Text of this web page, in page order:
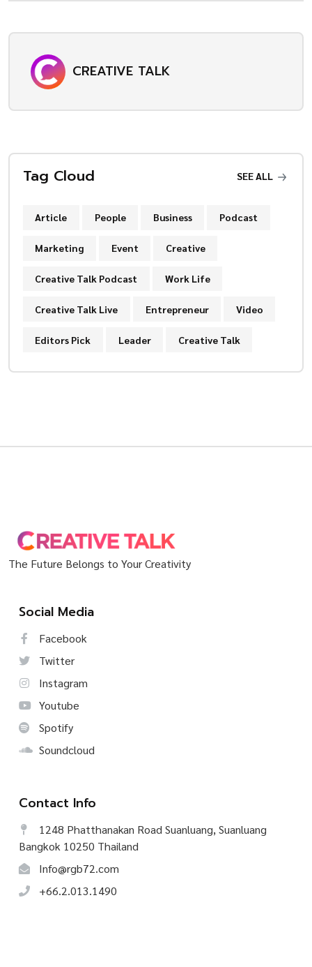
CREATIVE TALK
Tag Cloud SEE ALL
Article People Business Podcast
Marketing Event Creative
Creative Talk Podcast Work Life
Creative Talk Live Entrepreneur Video
Editors Pick Leader Creative Talk
The Future Belongs to Your Creativity
Social Media
Facebook
Twitter
Instagram
Youtube
Spotify
Soundcloud
Contact Info
1248 Phatthanakan Road Suanluang, Suanluang
Bangkok 10250 Thailand
Info@rgb72.com
+66.2.013.1490